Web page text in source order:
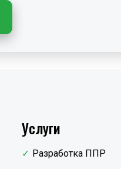
Услуги
Разработка ППР